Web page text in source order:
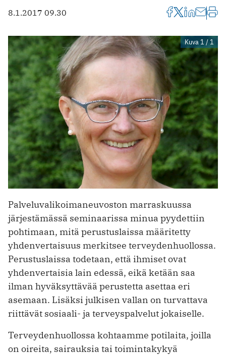
8.1.2017 09.30
Kuva 1 / 1
Palveluvalikoimaneuvoston marraskuussa
järjestämässä seminaarissa minua pyydettiin
pohtimaan, mitä perustuslaissa määritetty
yhdenvertaisuus merkitsee terveydenhuollossa.
Perustuslaissa todetaan, että ihmiset ovat
yhdenvertaisia lain edessä, eikä ketään saa
ilman hyväksyttävää perustetta asettaa eri
asemaan. Lisäksi julkisen vallan on turvattava
riittävät sosiaali- ja terveyspalvelut jokaiselle.
Terveydenhuollossa kohtaamme potilaita, joilla
on oireita, sairauksia tai toimintakykyä